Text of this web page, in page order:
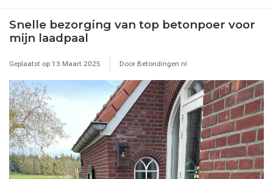
Snelle bezorging van top betonpoer voor
mijn laadpaal
Geplaatst op 13 Maart 2025 Door Betondingen.nl